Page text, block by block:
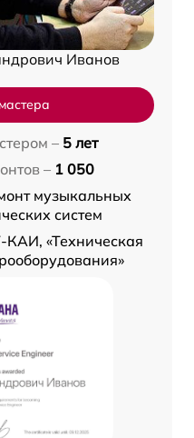
Иванов
– 5 лет
– 1 050
музыкальных
систем
«Техническая